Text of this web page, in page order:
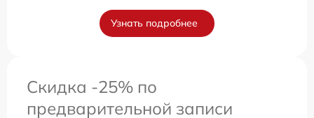
Узнать подробнее
Скидка -25% по
предварительной записи